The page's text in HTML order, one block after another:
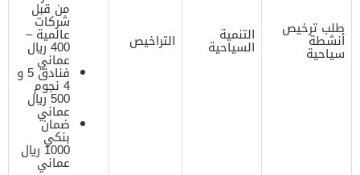
طلب ترخيص
أنشطة
سياحية
التنمية
السياحية التراخيص
من قبل
شركات
عالمية –
400 ريال
عماني
فنادق 5 و
4 نجوم
500 ريال
عماني
ضمان
بنكي
1000 ريال
عماني